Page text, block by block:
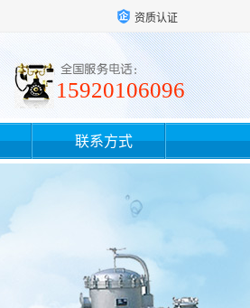
资质认证
15920106096
联系方式